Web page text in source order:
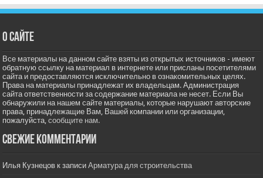
О сайте
Все материалы на данном сайте взяты из открытых источников - имеют
обратную ссылку на материал в интернете или присланы посетителями
сайта и предоставляются исключительно в ознакомительных целях.
Права на материалы принадлежат их владельцам. Администрация
сайта ответственности за содержание материала не несет. Если Вы
обнаружили на нашем сайте материалы, которые нарушают авторские
права, принадлежащие Вам, Вашей компании или организации,
пожалуйста,сообщите нам.
Свежие комментарии
Илья Кузнецов к записиАрматура для строительства